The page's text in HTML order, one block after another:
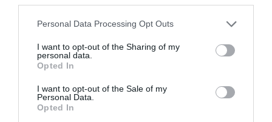
Please note that this website/app uses one or more Google
not limited to your visit or usage behaviour. You may click to
grant or deny consent to Google and its third-party tags to
use your data for below specified purposes in below Google
consent section.
Personal Data Processing Opt Outs
I want to opt-out of the Sharing of my
personal data.
Opted In
I want to opt-out of the Sale of my
Personal Data.
Opted In
υπάρχει έμπρακτη στήριξη στην επίλυση του
Κυπριακού».
Δένδιας: Η Ελλάδα αποκτά αντιπυραυλικό -
αντιdrone θόλο αλά Ισραήλ
Στις Βρυξέλλες για τη Σύνοδο Κορυφής ο
Μητσοτάκης – Μέση Ανατολή και ευρωτουρκικές
σχέσεις στην ατζέντα